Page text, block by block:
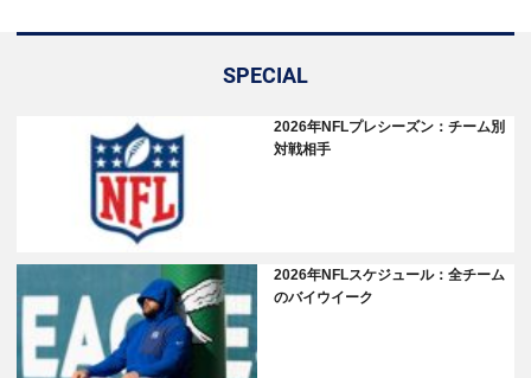
SPECIAL
2026年NFLプレシーズン：チーム別
対戦相手
2026年NFLスケジュール：全チーム
のバイウイーク